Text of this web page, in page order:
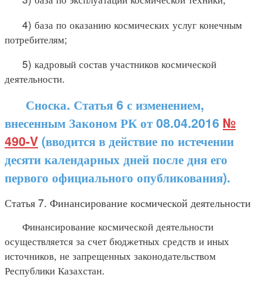
4) база по оказанию космических услуг конечным
потребителям;
5) кадровый состав участников космической
деятельности.
Сноска. Статья 6 с изменением,
внесенным Законом РК от 08.04.2016 №
490-V (вводится в действие по истечении
десяти календарных дней после дня его
первого официального опубликования).
Статья 7. Финансирование космической деятельности
Финансирование космической деятельности
осуществляется за счет бюджетных средств и иных
источников, не запрещенных законодательством
Республики Казахстан.